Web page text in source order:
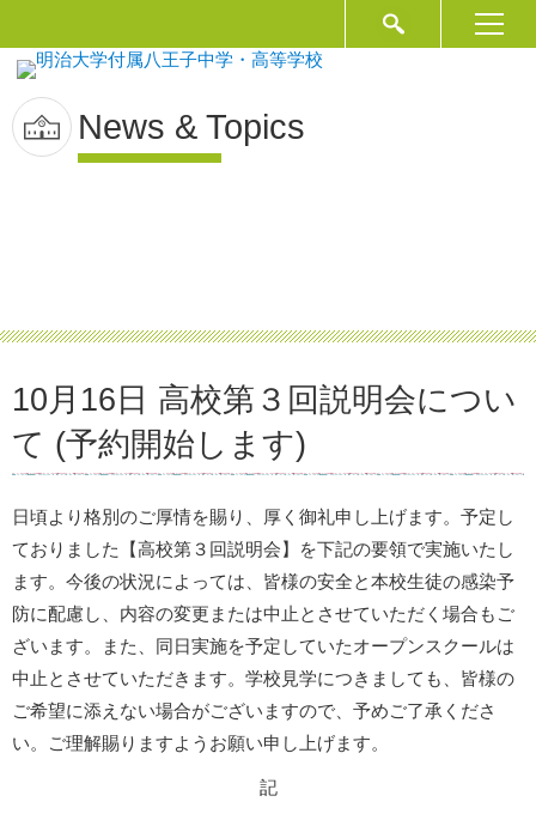
News & Topics
10月16日 高校第３回説明会につい
て (予約開始します)
日頃より格別のご厚情を賜り、厚く御礼申し上げます。予定し
ておりました【高校第３回説明会】を下記の要領で実施いたし
ます。今後の状況によっては、皆様の安全と本校生徒の感染予
防に配慮し、内容の変更または中止とさせていただく場合もご
ざいます。また、同日実施を予定していたオープンスクールは
中止とさせていただきます。学校見学につきましても、皆様の
ご希望に添えない場合がございますので、予めご了承くださ
い。
ご理解賜りますようお願い申し上げます。
記